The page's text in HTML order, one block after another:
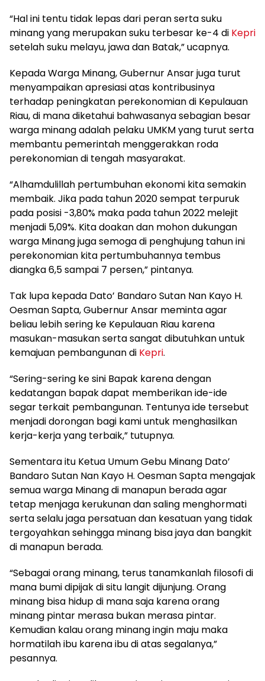
“Hal ini tentu tidak lepas dari peran serta suku
minang yang merupakan suku terbesar ke-4 di Kepri
setelah suku melayu, jawa dan Batak,” ucapnya.
Kepada Warga Minang, Gubernur Ansar juga turut
menyampaikan apresiasi atas kontribusinya
terhadap peningkatan perekonomian di Kepulauan
Riau, di mana diketahui bahwasanya sebagian besar
warga minang adalah pelaku UMKM yang turut serta
membantu pemerintah menggerakkan roda
perekonomian di tengah masyarakat.
“Alhamdulillah pertumbuhan ekonomi kita semakin
membaik. Jika pada tahun 2020 sempat terpuruk
pada posisi -3,80% maka pada tahun 2022 melejit
menjadi 5,09%. Kita doakan dan mohon dukungan
warga Minang juga semoga di penghujung tahun ini
perekonomian kita pertumbuhannya tembus
diangka 6,5 sampai 7 persen,” pintanya.
Tak lupa kepada Dato’ Bandaro Sutan Nan Kayo H.
Oesman Sapta, Gubernur Ansar meminta agar
beliau lebih sering ke Kepulauan Riau karena
masukan-masukan serta sangat dibutuhkan untuk
kemajuan pembangunan di Kepri.
“Sering-sering ke sini Bapak karena dengan
kedatangan bapak dapat memberikan ide-ide
segar terkait pembangunan. Tentunya ide tersebut
menjadi dorongan bagi kami untuk menghasilkan
kerja-kerja yang terbaik,” tutupnya.
Sementara itu Ketua Umum Gebu Minang Dato’
Bandaro Sutan Nan Kayo H. Oesman Sapta mengajak
semua warga Minang di manapun berada agar
tetap menjaga kerukunan dan saling menghormati
serta selalu jaga persatuan dan kesatuan yang tidak
tergoyahkan sehingga minang bisa jaya dan bangkit
di manapun berada.
“Sebagai orang minang, terus tanamkanlah filosofi di
mana bumi dipijak di situ langit dijunjung. Orang
minang bisa hidup di mana saja karena orang
minang pintar merasa bukan merasa pintar.
Kemudian kalau orang minang ingin maju maka
hormatilah ibu karena ibu di atas segalanya,”
pesannya.